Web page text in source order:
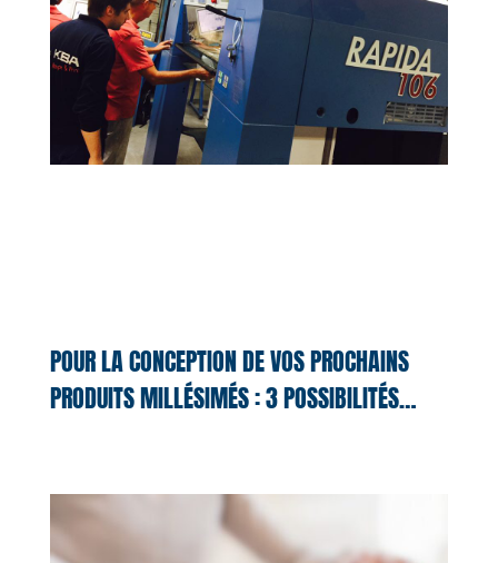
POUR LA CONCEPTION DE VOS PROCHAINS
PRODUITS MILLÉSIMÉS : 3 POSSIBILITÉS…